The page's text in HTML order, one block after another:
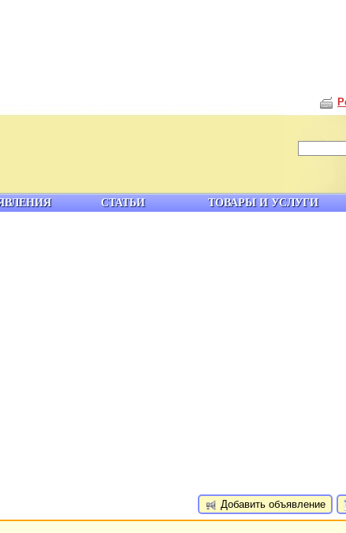
Добавить объявление
СТАТЬИ ТОВАРЫ И УСЛУГИ